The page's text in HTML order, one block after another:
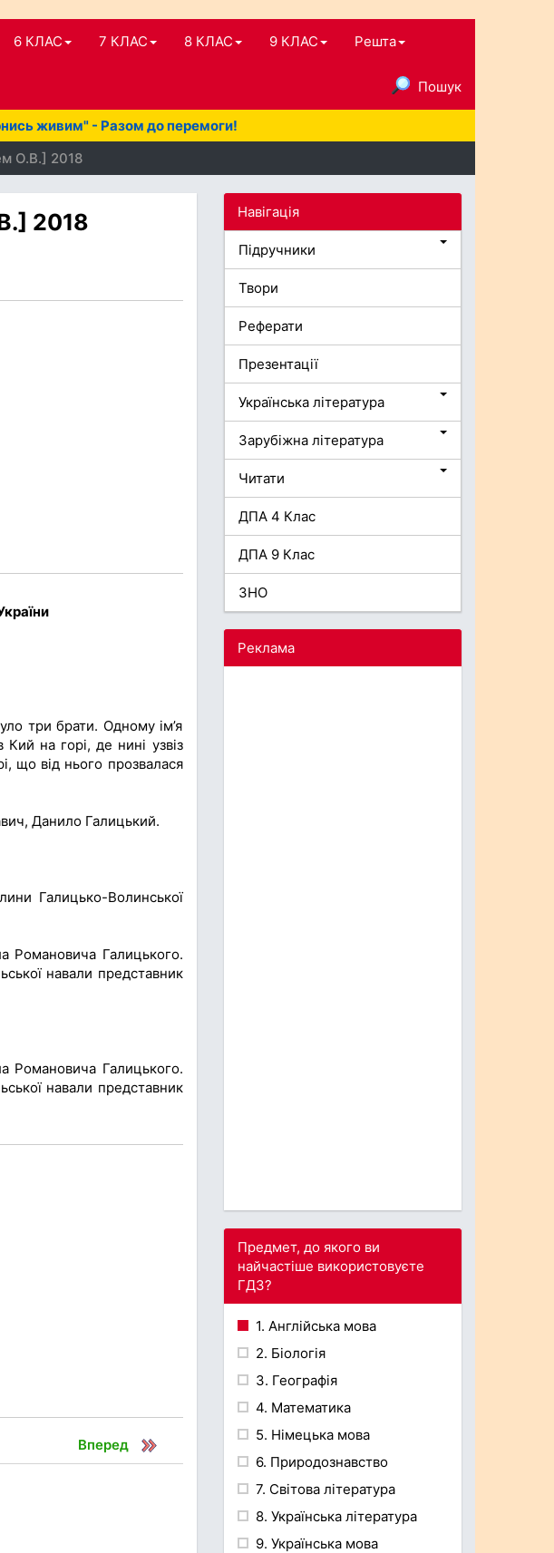
6 КЛАС 7 КЛАС 8 КЛАС 9 КЛАС Решта
Пошук
живим" - Разом до перемоги!
О.В.] 2018
2018
три брати. Одному ім’я
на горі, де нині узвіз
що від нього прозвалася
Данило Галицький.
Галицько-Волинської
Романовича Галицького.
навали представник
Романовича Галицького.
навали представник
Вперед
Навігація
Підручники
Твори
Реферати
Презентації
Українська література
Зарубіжна література
Читати
ДПА 4 Клас
ДПА 9 Клас
ЗНО
Реклама
Предмет, до якого ви
найчастіше використовуєте
ГДЗ?
1. Англійська мова
2. Біологія
3. Географія
4. Математика
5. Німецька мова
6. Природознавство
7. Світова література
8. Українська література
9. Українська мова